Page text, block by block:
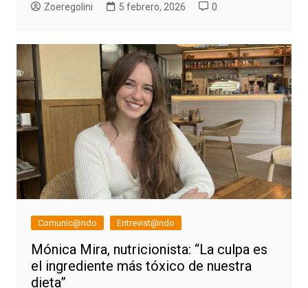
Zoeregolini 5 febrero, 2026 0
Comunic@ndo Entrevist@ndo
Mónica Mira, nutricionista: “La culpa es
el ingrediente más tóxico de nuestra
dieta”